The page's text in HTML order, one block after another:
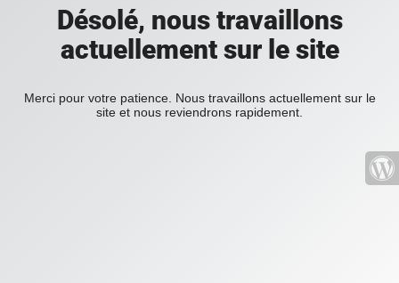
Désolé, nous travaillons
actuellement sur le site
Merci pour votre patience. Nous travaillons actuellement sur le
site et nous reviendrons rapidement.